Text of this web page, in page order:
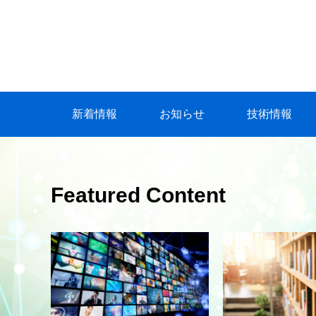
新着情報 お知らせ 技術情報
Featured Content